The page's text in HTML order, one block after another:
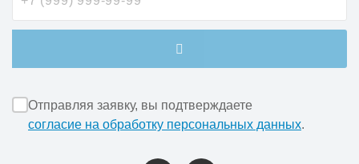
Отправляя заявку, вы подтверждаете
согласие на обработку персональных данных.